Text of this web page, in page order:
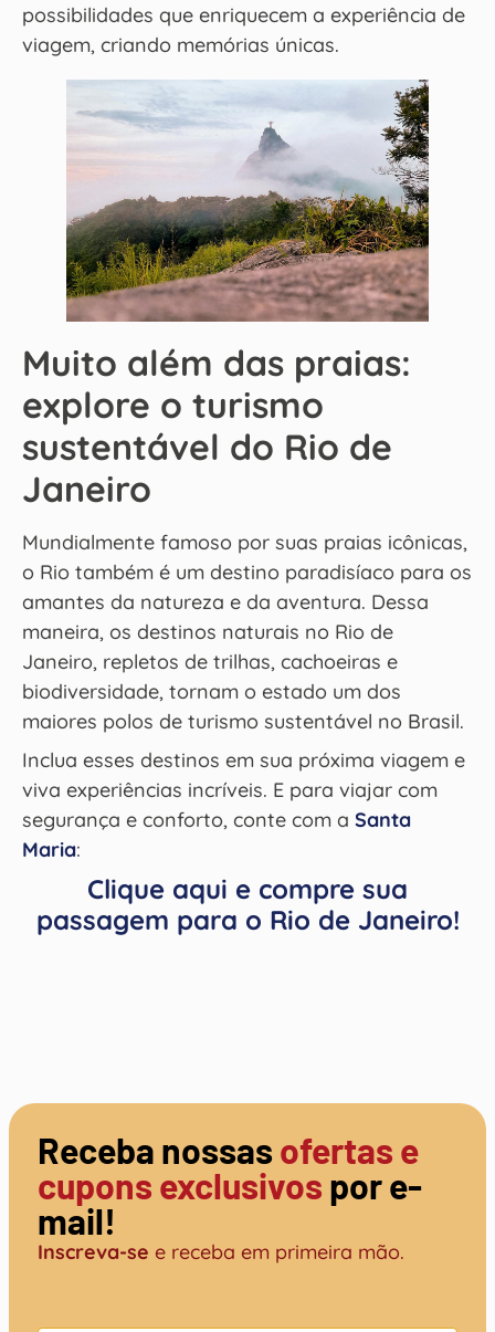
possibilidades que enriquecem a experiência de
viagem, criando memórias únicas.
Muito além das praias:
explore o turismo
sustentável do Rio de
Janeiro
Mundialmente famoso por suas praias icônicas,
o Rio também é um destino paradisíaco para os
amantes da natureza e da aventura. Dessa
maneira, os destinos naturais no Rio de
Janeiro, repletos de trilhas, cachoeiras e
biodiversidade, tornam o estado um dos
maiores polos de turismo sustentável no Brasil.
Inclua esses destinos em sua próxima viagem e
viva experiências incríveis. E para viajar com
segurança e conforto, conte com a Santa
Maria:
Clique aqui e compre sua
passagem para o Rio de Janeiro!
Receba nossas ofertas e
cupons exclusivos por e-
mail!
Inscreva-se e receba em primeira mão.